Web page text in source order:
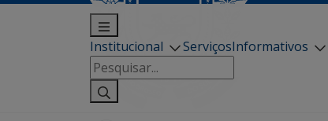
Institucional ServiçosInformativos
Pesquisar
por: